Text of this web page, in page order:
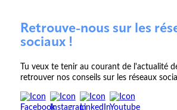
Retrouve-nous sur les
sociaux !
Tu veux te tenir au courant de l'actualité
retrouver nos conseils sur les réseaux